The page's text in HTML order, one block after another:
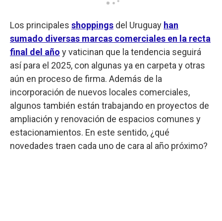
Los principales shoppings del Uruguay han
sumado diversas marcas comerciales en la recta
final del año y vaticinan que la tendencia seguirá
así para el 2025, con algunas ya en carpeta y otras
aún en proceso de firma. Además de la
incorporación de nuevos locales comerciales,
algunos también están trabajando en proyectos de
ampliación y renovación de espacios comunes y
estacionamientos. En este sentido, ¿qué
novedades traen cada uno de cara al año próximo?